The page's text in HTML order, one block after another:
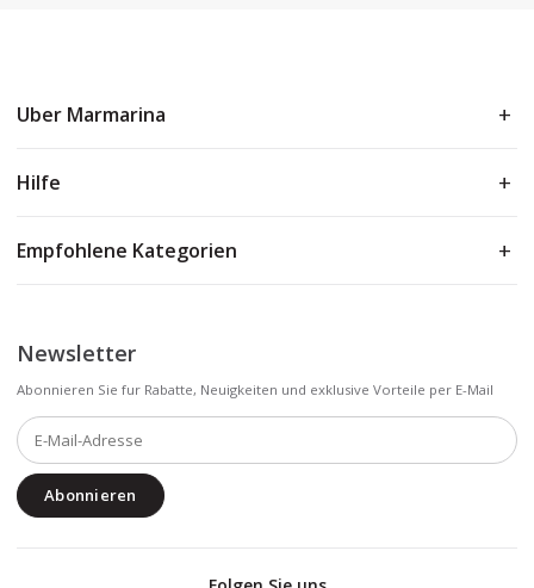
Uber Marmarina
Hilfe
Empfohlene Kategorien
Newsletter
Abonnieren Sie fur Rabatte, Neuigkeiten und exklusive Vorteile per E-Mail
Abonnieren